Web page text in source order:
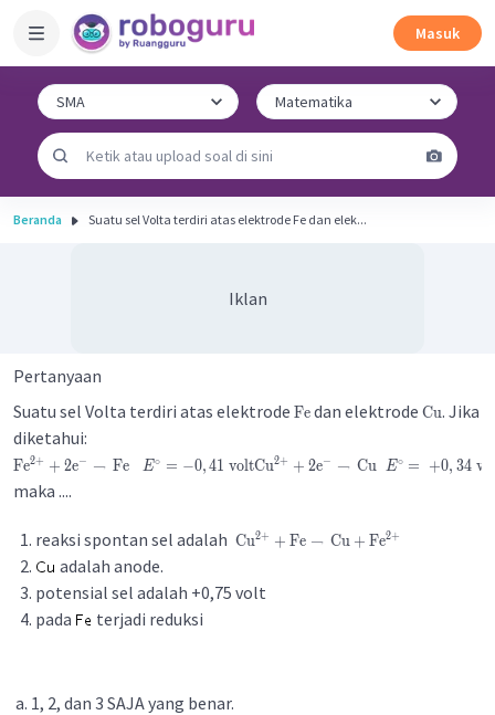
Masuk
Beranda Suatu sel Volta terdiri atas elektrode Fe dan elek...
Iklan
Pertanyaan
Suatu sel Volta terdiri atas elektrode Fedan elektrode Cu. Jika
diketahui:
Fe2+ + 2e− → Fe E∘ = −0,41 voltCu2+ + 2e− → Cu E∘ = +0, 34
maka ....
reaksi spontan sel adalah Cu2+ + Fe → Cu + Fe2+
adalah anode.
potensial sel adalah +0,75 volt
pada
terjadi reduksi
1, 2, dan 3 SAJA yang benar.